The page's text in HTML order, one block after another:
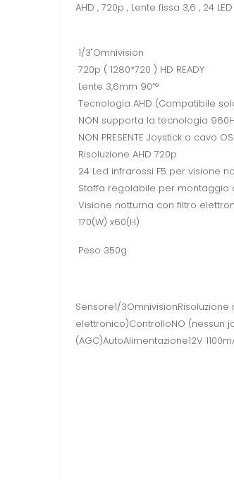
AHD , 720p , Lente fissa 3,6 , 24
1/3"Omnivision
720p ( 1280*720 ) HD READY
Lente 3,6mm 90“°
Tecnologia AHD (Compatibile
NON supporta la tecnologia
NON PRESENTE Joystick a cavo
Risoluzione AHD 720p
24 Led infrarossi F5 per visione
Staffa regolabile per montaggio
Visione notturna con filtro
170(W) x60(H)
Peso 350g
Sensore1/
elettronico)ControlloNO (nessun
(AGC)AutoAlimentazione12V